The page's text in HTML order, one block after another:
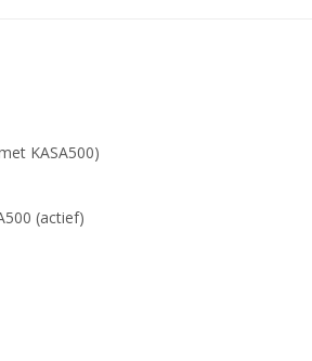
KASA500)
(actief)